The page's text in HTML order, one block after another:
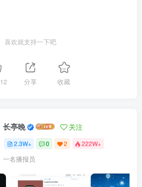
喜欢就支持一下吧
12 分享 收藏
长亭晚 关注
2.3W+ 0 2 222W+
一名播报员